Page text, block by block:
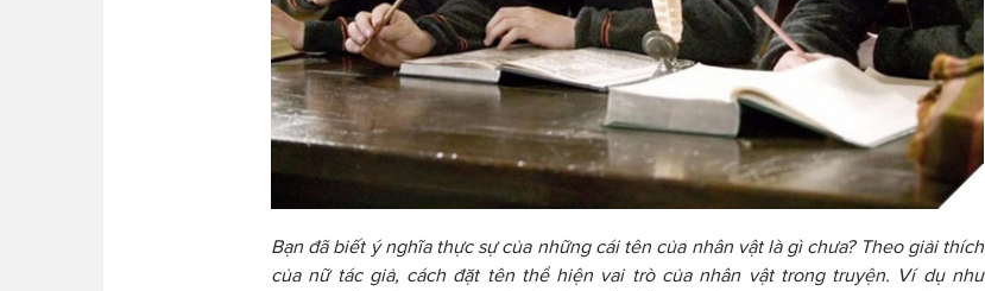
Bạn đã biết ý nghĩa thực sự của những cái tên của nhân vật là gì chưa? Theo giải thích
của nữ tác giả, cách đặt tên thể hiện vai trò của nhân vật trong truyện. Ví dụ như